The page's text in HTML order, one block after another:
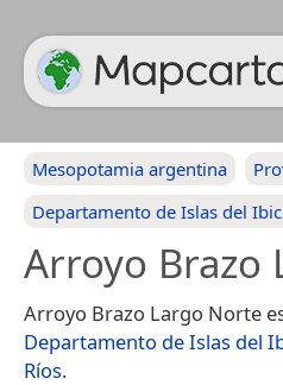
Mesopotamia argentina
Departamento de Islas del
Arroyo Brazo
Arroyo Brazo Largo Norte
Departamento de Islas del
Ríos.